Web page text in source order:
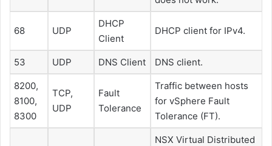
68 UDP
DHCP
Client
DHCP client for IPv4.
53 UDP DNS Client DNS client.
8200,
8100,
8300
TCP,
UDP
Fault
Tolerance
Traffic between hosts
for vSphere Fault
Tolerance (FT).
NSX Virtual Distributed